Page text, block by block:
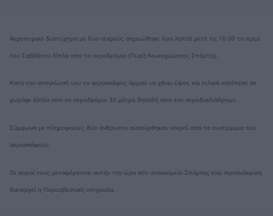
Αεροπορικό δυστύχημα με δύο νεκρούς σημειώθηκε λίγα λεπτά μετά τις 10.00 το πρωί
του Σαββάτου δίπλα απο το αεροδρόμιο (Πυρί) Λευκοχώματος Σπάρτης.
Kατά την απογείωσή του το αεροσκάφος άρχισε να χάνει ύψος και τελικά κατέπεσε σε
χωράφι δίπλα από το αεροδρόμιο 30 μέτρα δηλαδή απο τον αεροδιαδιάδρομο.
Σύμφωνα με πληροφορίες δύο άνθρωποι ανασύρθηκαν νεκροί από τα συντρίμμια του
αεροσκάφους.
Οι σοροί τους μεταφέρονται αυτήν την ώρα στο νοσοκομείο Σπάρτης ενώ προανάκριση
διενεργεί η Πυροσβεστική υπηρεσία.